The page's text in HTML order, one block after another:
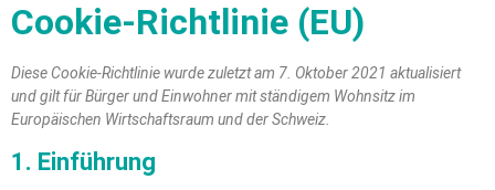
Cookie-Richtlinie (EU)
Diese Cookie-Richtlinie wurde zuletzt am 7. Oktober 2021 aktualisiert
und gilt für Bürger und Einwohner mit ständigem Wohnsitz im
Europäischen Wirtschaftsraum und der Schweiz.
1. Einführung